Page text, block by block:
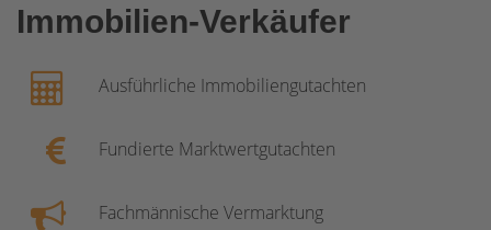
Immobilien-Verkäufer
Ausführliche Immobiliengutachten
Fundierte Marktwertgutachten
Fachmännische Vermarktung